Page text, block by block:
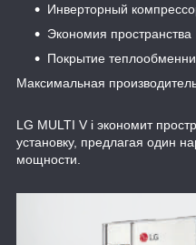
Инверторный
Экономия пространства
Покрытие
Максимальная
LG MULTI V i экономит
установку, предлагая один
мощности.